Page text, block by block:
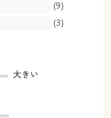
(9)
(3)
大きい